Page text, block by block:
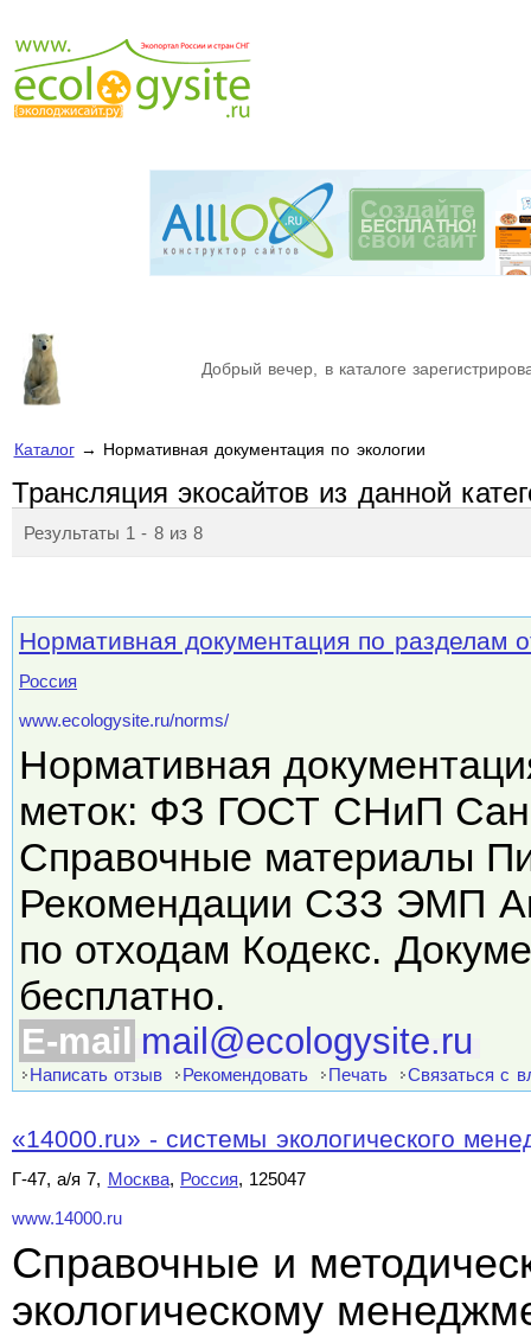
Добрый вечер, в каталоге
Каталог→ Нормативная документация по экологии
Трансляция экосайтов из данной
Результаты 1 - 8 из 8
Нормативная документация по разделам
Россия
www.ecologysite.ru/norms/
Нормативная
меток: ФЗ ГОСТ СНиП
Справочные материалы
Рекомендации СЗЗ ЭМП
по отходам Кодекс.
бесплатно.
E-mail mail@ecologysite.ru
Написать отзыв Рекомендовать Печать Связаться с
«14000.ru» - системы экологического
Г-47, а/я 7, Москва, Россия, 125047
www.14000.ru
Справочные и
экологическому